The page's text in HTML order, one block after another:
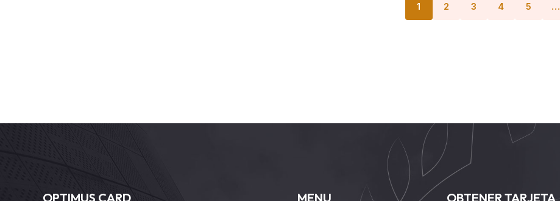
1 2 3 4 5 …
OPTIMUS CARD MENU OBTENER TARJETA